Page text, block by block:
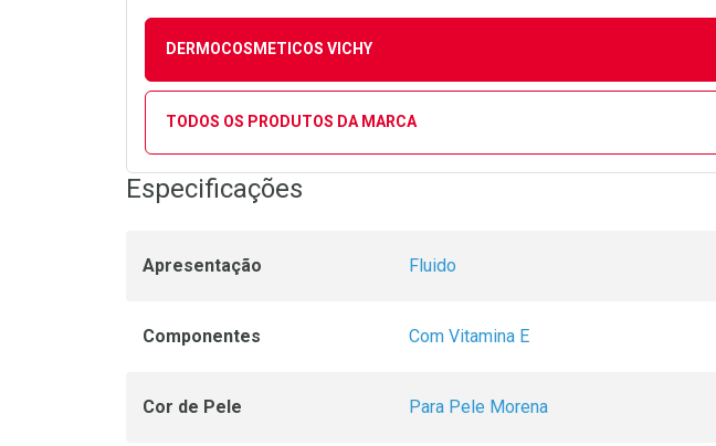
DERMOCOSMETICOS VICHY
TODOS OS PRODUTOS DA MARCA
Especificações
Apresentação Fluido
Componentes Com Vitamina E
Cor de Pele Para Pele Morena